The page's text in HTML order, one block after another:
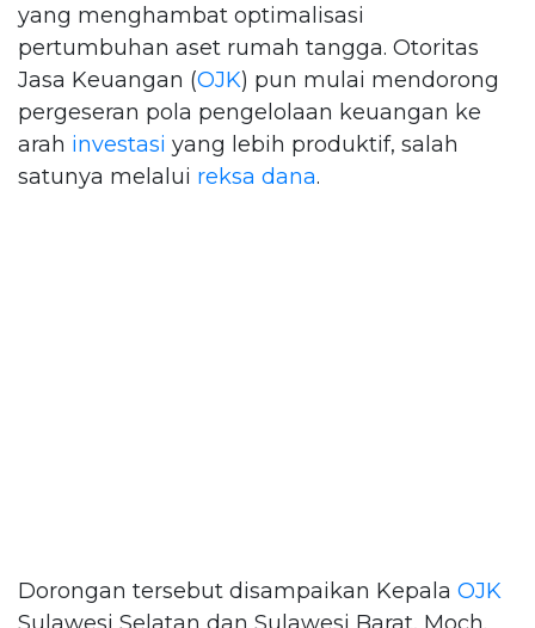
yang menghambat optimalisasi
pertumbuhan aset rumah tangga. Otoritas
Jasa Keuangan (OJK) pun mulai mendorong
pergeseran pola pengelolaan keuangan ke
arah investasi yang lebih produktif, salah
satunya melalui reksa dana.
Dorongan tersebut disampaikan Kepala OJK